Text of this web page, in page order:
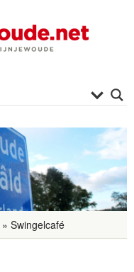
» Swingelcafé